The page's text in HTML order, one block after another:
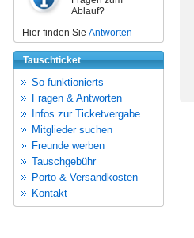
Ablauf?
Hier finden Sie Antworten
Tauschticket
So funktionierts
Fragen & Antworten
Infos zur Ticketvergabe
Mitglieder suchen
Freunde werben
Tauschgebühr
Porto & Versandkosten
Kontakt